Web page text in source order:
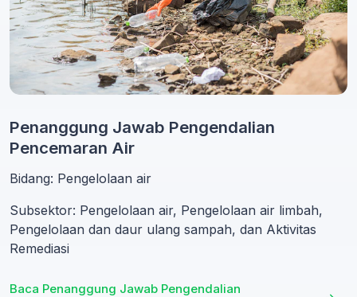
Penanggung Jawab Pengendalian
Pencemaran Air
Bidang: Pengelolaan air
Subsektor: Pengelolaan air, Pengelolaan air limbah,
Pengelolaan dan daur ulang sampah, dan Aktivitas
Remediasi
Baca Penanggung Jawab Pengendalian